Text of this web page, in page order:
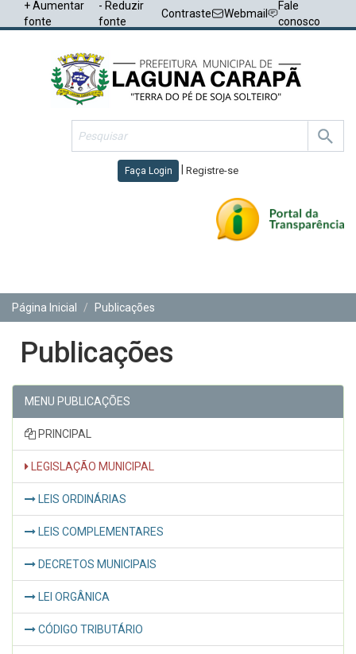
+ Aumentar
fonte
- Reduzir
fonte
Contraste Webmail
Fale
conosco
Faça Login Registre-se
Página Inicial
Publicações
Publicações
MENU PUBLICAÇÕES
PRINCIPAL
LEGISLAÇÃO MUNICIPAL
LEIS ORDINÁRIAS
LEIS COMPLEMENTARES
DECRETOS MUNICIPAIS
LEI ORGÂNICA
CÓDIGO TRIBUTÁRIO